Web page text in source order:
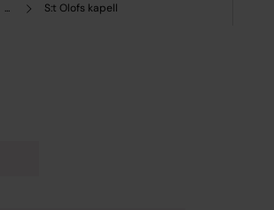
... S:t Olofs kapell